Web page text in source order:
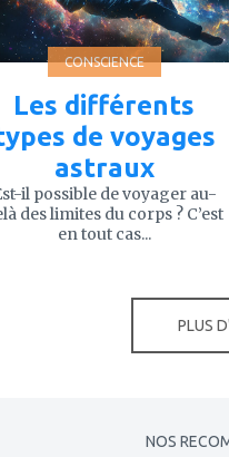
CONSCIENCE
Les différents
de voyages
astraux
il possible de voyager au-
des limites du corps ? C’est
en tout cas...
PLUS
NOS